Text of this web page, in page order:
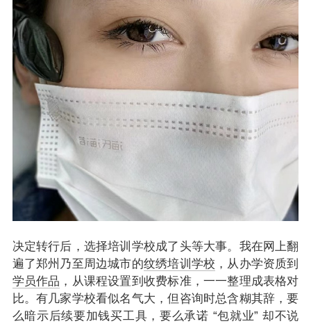
决定转行后，选择培训学校成了头等大事。我在网上翻
遍了郑州乃至周边城市的纹绣培训学校 ，从办学资质到
学员作品 ，从课程设置到收费标准，一一整理成表格对
比。有几家学校看似名气大，但咨询时总含糊其辞，要
么暗示后续要加钱买工具，要么承诺 “包就业” 却不说